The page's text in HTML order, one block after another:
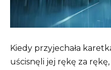
Kiedy przyjechała
uścisnęli jej rękę za